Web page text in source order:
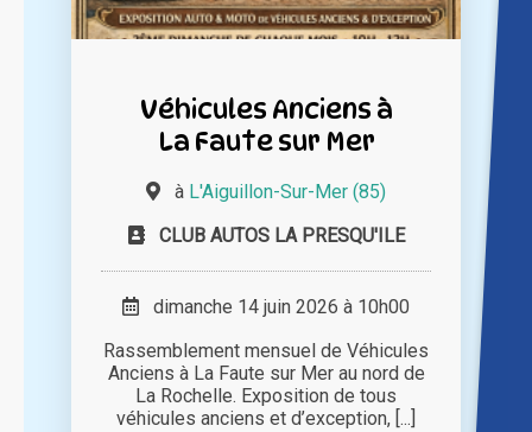
Véhicules Anciens à
La Faute sur Mer
à L'Aiguillon-Sur-Mer (85)
CLUB AUTOS LA PRESQU'ILE
dimanche 14 juin 2026 à 10h00
Rassemblement mensuel de Véhicules
Anciens à La Faute sur Mer au nord de
La Rochelle. Exposition de tous
véhicules anciens et d’exception, [...]